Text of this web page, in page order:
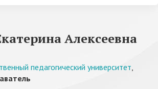
Алексеевна
педагогический университет,